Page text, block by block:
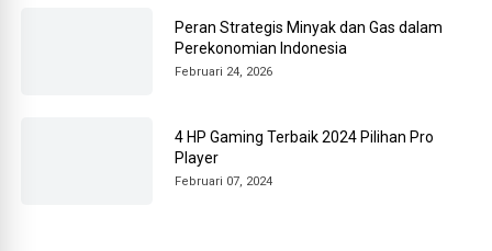
Peran Strategis Minyak dan Gas dalam
Perekonomian Indonesia
Februari 24, 2026
4 HP Gaming Terbaik 2024 Pilihan Pro
Player
Februari 07, 2024